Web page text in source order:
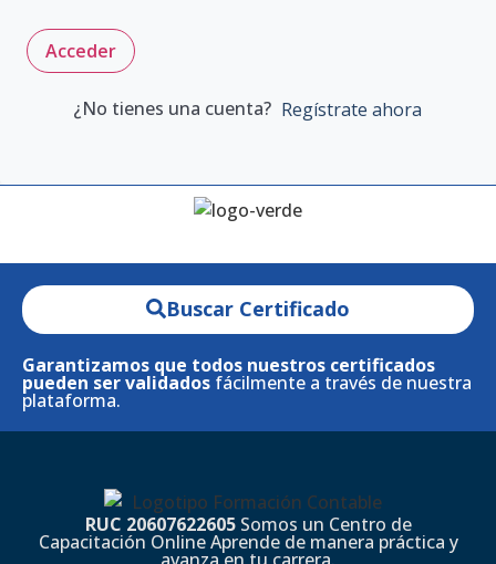
Acceder
¿No tienes una cuenta? Regístrate ahora
Buscar Certificado
Garantizamos que todos nuestros certificados
pueden ser validados fácilmente a través de nuestra
plataforma.
RUC 20607622605 Somos un Centro de
Capacitación Online Aprende de manera práctica y